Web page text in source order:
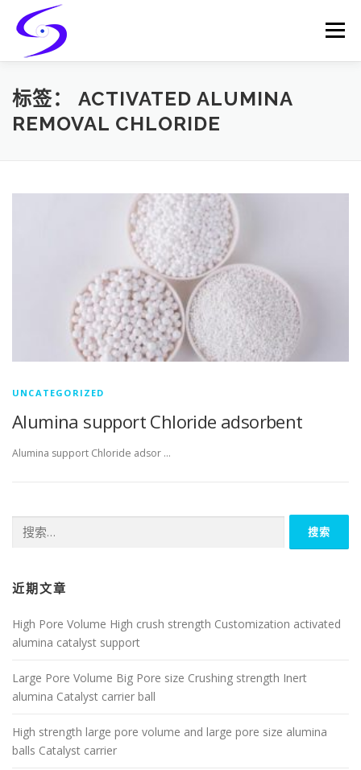
content
Menu
HOME PRODUCTS CATALYST-CARRIER
标签： ACTIVATED ALUMINA
REMOVAL CHLORIDE
UNCATEGORIZED
Alumina support Chloride adsorbent
Alumina support Chloride adsor …
索：
近期文章
High Pore Volume High crush strength Customization activated
alumina catalyst support
Large Pore Volume Big Pore size Crushing strength Inert
alumina Catalyst carrier ball
High strength large pore volume and large pore size alumina
balls Catalyst carrier